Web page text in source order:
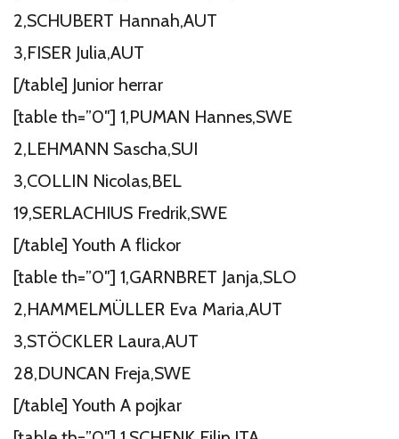
2,SCHUBERT Hannah,AUT
3,FISER Julia,AUT
[/table] Junior herrar
[table th=”0″] 1,PUMAN Hannes,SWE
2,LEHMANN Sascha,SUI
3,COLLIN Nicolas,BEL
19,SERLACHIUS Fredrik,SWE
[/table] Youth A flickor
[table th=”0″] 1,GARNBRET Janja,SLO
2,HAMMELMÜLLER Eva Maria,AUT
3,STÖCKLER Laura,AUT
28,DUNCAN Freja,SWE
[/table] Youth A pojkar